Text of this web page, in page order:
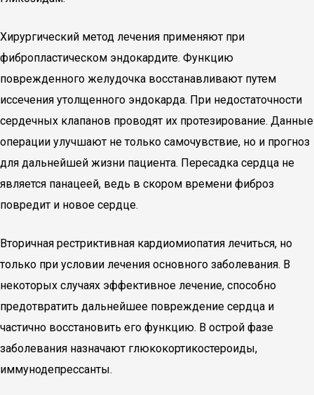
Хирургический метод лечения применяют при
фибропластическом эндокардите. Функцию
поврежденного желудочка восстанавливают путем
иссечения утолщенного эндокарда. При недостаточности
сердечных клапанов проводят их протезирование. Данные
операции улучшают не только самочувствие, но и прогноз
для дальнейшей жизни пациента. Пересадка сердца не
является панацеей, ведь в скором времени фиброз
повредит и новое сердце.
Вторичная рестриктивная кардиомиопатия лечиться, но
только при условии лечения основного заболевания. В
некоторых случаях эффективное лечение, способно
предотвратить дальнейшее повреждение сердца и
частично восстановить его функцию. В острой фазе
заболевания назначают глюкокортикостероиды,
иммунодепрессанты.